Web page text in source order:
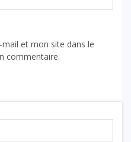
et mon site dans le
commentaire.